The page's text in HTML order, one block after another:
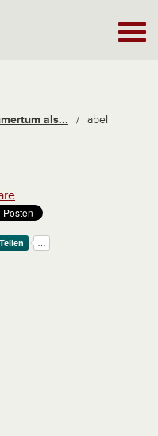
als...
/ abel